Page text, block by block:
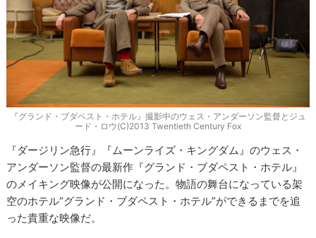
『グランド・ブダペスト・ホテル』撮影中のウェス・アンダーソン監督とジュ
ード・ロウ(C)2013 Twentieth Century Fox
『ダージリン急行』『ムーンライズ・キングダム』のウェス・
アンダーソン監督の最新作『グランド・ブダペスト・ホテル』
のメイキング映像が公開になった。物語の舞台になっている架
空のホテル“グランド・ブダペスト・ホテル”ができるまでを追
った貴重な映像だ。